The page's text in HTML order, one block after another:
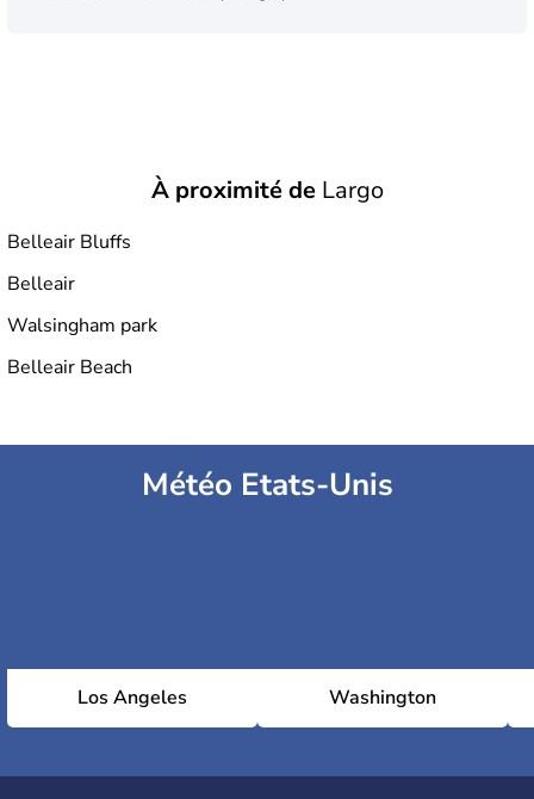
À proximité deLargo
Belleair Bluffs
Belleair
Walsingham park
Belleair Beach
Météo Etats-Unis
Los Angeles Washington